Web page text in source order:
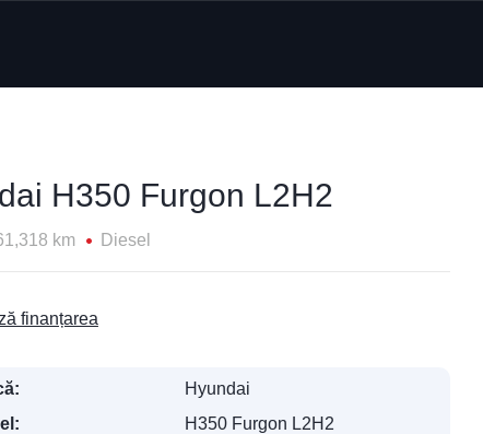
H350 Furgon L2H2
km Diesel
finanțarea
Hyundai
H350 Furgon L2H2